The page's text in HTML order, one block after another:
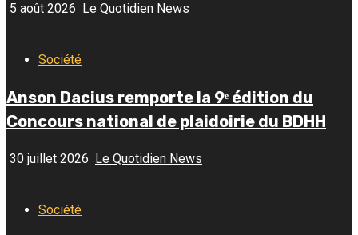
5 août 2026 Le Quotidien News
Société
Anson Dacius remporte la 9ᵉ édition du
Concours national de plaidoirie du BDHH
30 juillet 2026 Le Quotidien News
Société